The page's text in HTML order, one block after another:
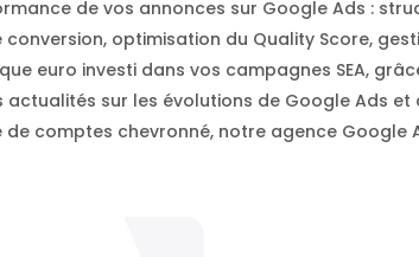
de vos annonces sur Google Ads :
optimisation du Quality Score,
euro investi dans vos campagnes SEA,
sur les évolutions de Google Ads
comptes chevronné, notre agence Google